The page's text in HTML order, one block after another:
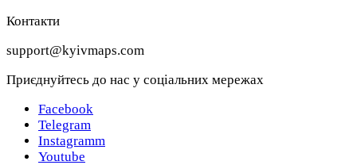
Контакти
support@kyivmaps.com
Приєднуйтесь до нас у соціальних мережах
Facebook
Telegram
Instagramm
Youtube